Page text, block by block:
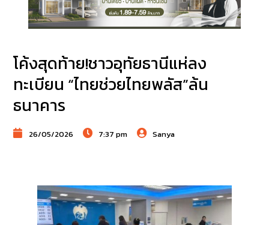
โค้งสุดท้าย!ชาวอุทัยธานีแห่ลง
ทะเบียน “ไทยช่วยไทยพลัส”ล้น
ธนาคาร
26/05/2026 7:37 pm Sanya